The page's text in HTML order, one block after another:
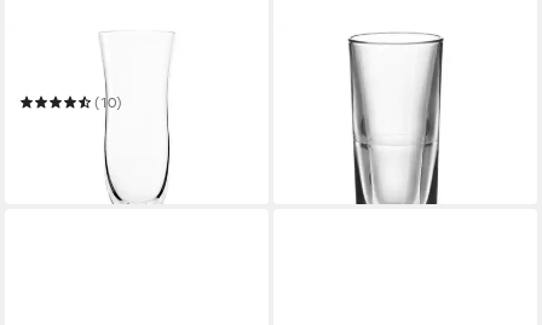
Grappaglas CLASSIC long life
(10)
UVP
in 6-8 Werktagen bei dir
LEONARDO
Schnapsglas Leonardo
Grappabecher Gilli Bar
ab 12,30 €
in 2-3 Werktagen bei dir